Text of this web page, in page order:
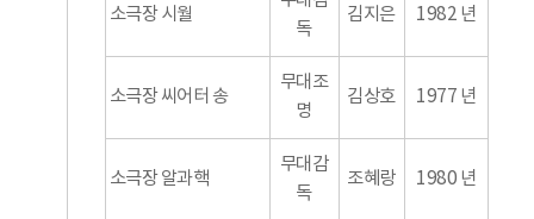
소극장 시월
독
김지은 1982 년
소극장 씨어터 송
무대조
명
김상호 1977 년
소극장 알과핵
무대감
독
조혜랑 1980 년